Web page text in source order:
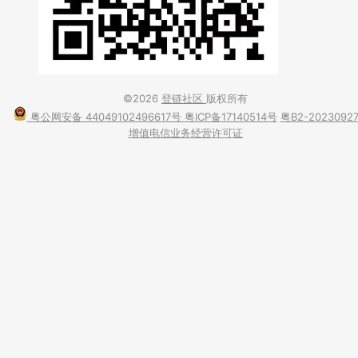
©2026 登链社区 版权所有
粤公网安备 44049102496617号 粤ICP备17140514号 粤B2-20230927
增值电信业务经营许可证